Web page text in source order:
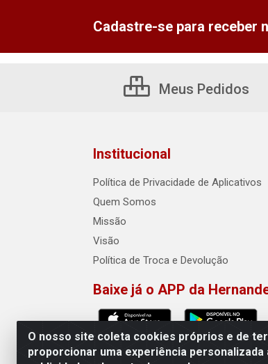
O nosso site coleta cookies próprios e de
proporcionar uma experiência
Cadastre-se para receber
Meus Pedidos
Institucional
Política de Privacidade de Aplicativos
Quem Somos
Missão
Visão
Política de Troca e Devolução
Baixe já o APP da